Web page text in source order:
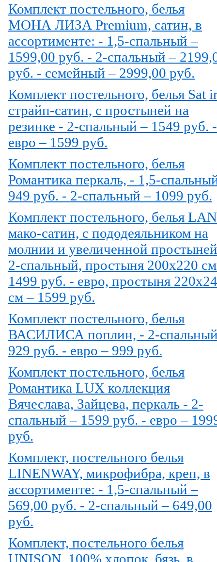
Комплект постельного, белья
МОНА ЛИЗА Premium, сатин, в
ассортименте: - 1,5-спальный –
1599,00 руб. - 2-спальный –
руб. - семейный – 2999,00 руб.
Комплект постельного, белья Sat
страйп-сатин, с простыней на
резинке - 2-спальный – 1549 руб. -
евро – 1599 руб.
Комплект постельного, белья
Романтика перкаль, - 1,5-
949 руб. - 2-спальный – 1099 руб.
Комплект постельного, белья
мако-сатин, с пододеяльником на
молнии и увеличенной
2-спальный, простыня 200х220
1499 руб. - евро, простыня
см – 1599 руб.
Комплект постельного, белья
ВАСИЛИСА поплин, - 2-
929 руб. - евро – 999 руб.
Комплект постельного, белья
Романтика LUX коллекция
Вячеслава, Зайцева, перкаль - 2-
спальный – 1599 руб. - евро –
руб.
Комплект, постельного белья
LINENWAY, микрофибра, креп, в
ассортименте: - 1,5-спальный –
569,00 руб. - 2-спальный – 649,00
руб.
Комплект, постельного белья
UNISON, 100% хлопок, бязь, в